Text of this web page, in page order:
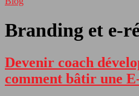
Branding et e-
Devenir coach
comment bâtir une